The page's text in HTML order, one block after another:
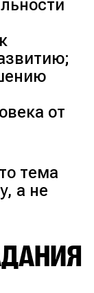
от
тема
а не